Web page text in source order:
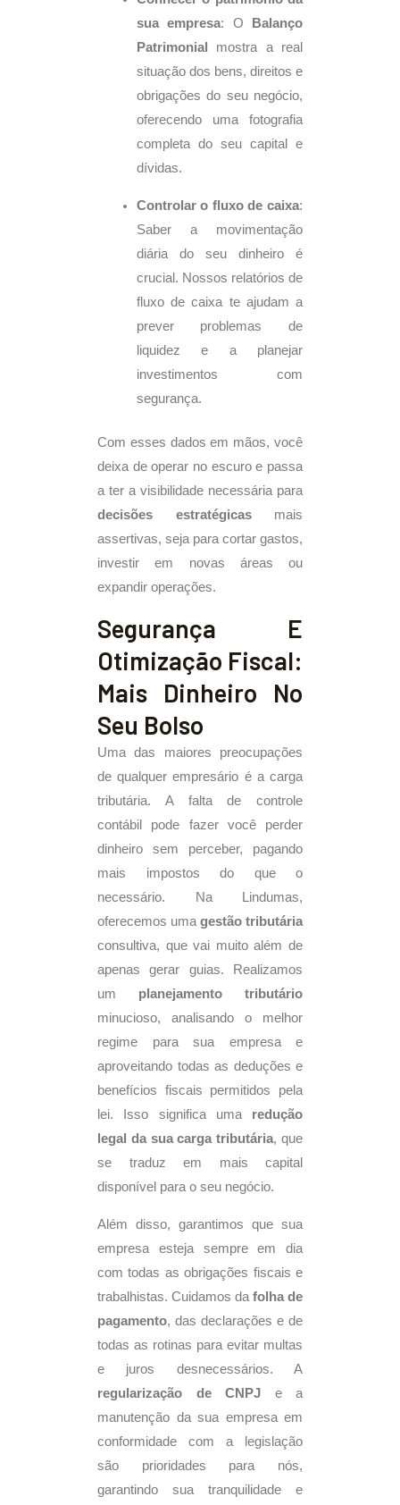
sua empresa: O
Balanço
Patrimonial
mostra a real
situação dos bens, direitos e
obrigações do seu negócio,
oferecendo uma fotografia
completa do seu capital e
dívidas.
Controlar o fluxo de caixa:
Saber a movimentação
diária do seu dinheiro é
crucial. Nossos relatórios de
fluxo de caixa te ajudam a
prever problemas de
liquidez e a planejar
investimentos com
segurança.
Com esses dados em mãos, você
deixa de operar no escuro e passa
a ter a visibilidade necessária para
decisões estratégicasmais
assertivas, seja para cortar gastos,
investir em novas áreas ou
expandir operações.
Segurança E
Otimização Fiscal:
Mais Dinheiro No
Seu Bolso
Uma das maiores preocupações
de qualquer empresário é a carga
tributária. A falta de controle
contábil pode fazer você perder
dinheiro sem perceber, pagando
mais impostos do que o
necessário. Na Lindumas,
oferecemos umagestão tributária
consultiva, que vai muito além de
apenas gerar guias. Realizamos
um planejamento tributário
minucioso, analisando o melhor
regime para sua empresa e
aproveitando todas as deduções e
benefícios fiscais permitidos pela
lei. Isso significa uma redução
legal da sua carga tributária, que
se traduz em mais capital
disponível para o seu negócio.
Além disso, garantimos que sua
empresa esteja sempre em dia
com todas as obrigações fiscais e
trabalhistas. Cuidamos da folha de
pagamento, das declarações e de
todas as rotinas para evitar multas
e juros desnecessários. A
regularização de CNPJ e a
manutenção da sua empresa em
conformidade com a legislação
são prioridades para nós,
garantindo sua tranquilidade e